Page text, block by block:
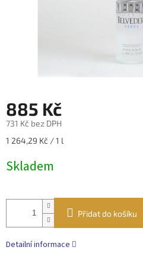
885 Kč
731 Kč bez DPH
Měrná
1 264,29 Kč / 1 l
Skladem
Přidat do košíku
Detailní informace